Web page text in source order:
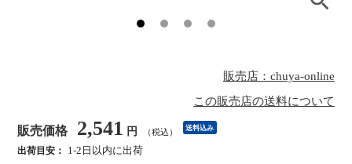
販売店：chuya-online
この販売店の送料について
販売価格 2,541 円 （税込） 送料込み
出荷目安：
1-2日以内に出荷